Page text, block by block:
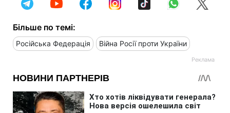
Більше по темі:
Російська Федерація Війна Росії проти України